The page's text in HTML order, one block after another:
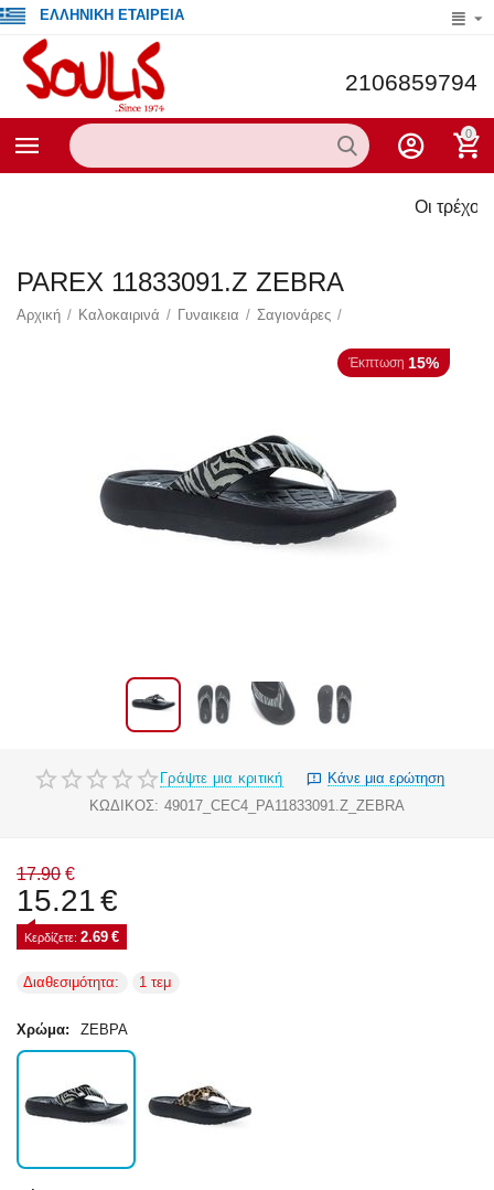
ΕΛΛΗΝΙΚΗ ΕΤΑΙΡΕΙΑ
2106859794
0
Οι τρέχουσες
PAREX 11833091.Z ZEBRA
Αρχική / Καλοκαιρινά / Γυναικεια / Σαγιονάρες /
Έκπτωση 15%
Γράψτε μια κριτική
Κάνε μια ερώτηση
ΚΩΔΙΚΟΣ: 49017_CEC4_PA11833091.Z_ZEBRA
17.90 €
15.21€
Κερδίζετε: 2.69 €
Διαθεσιμότητα: 1 τεμ
Χρώμα: ΖΕΒΡΑ